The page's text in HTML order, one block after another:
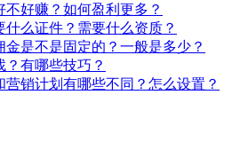
好赚？如何盈利更多？
么证件？需要什么资质？
是不是固定的？一般是多少？
有哪些技巧？
营销计划有哪些不同？怎么设置？